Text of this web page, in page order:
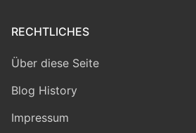
RECHTLICHES
Über diese Seite
Blog History
Impressum